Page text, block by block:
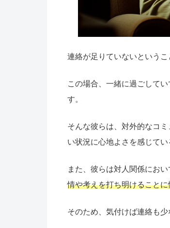
連絡が足りていないという
この場合、一緒に過ごして
す。
そんな彼らは、対外的なコ
い状況に心地よさを感じてい
また、彼らは対人関係におい
情や考えを打ち明けること
そのため、気付けば連絡も